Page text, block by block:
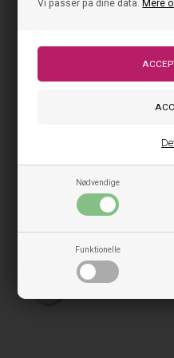
Vi passer på dine data. Mere
Nødvendige
Funktionelle
Minipop Bamboo Strømper
MP34 (3pak.) - Off white